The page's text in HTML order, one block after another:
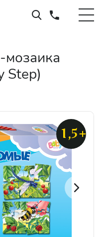
Step)
1,5+